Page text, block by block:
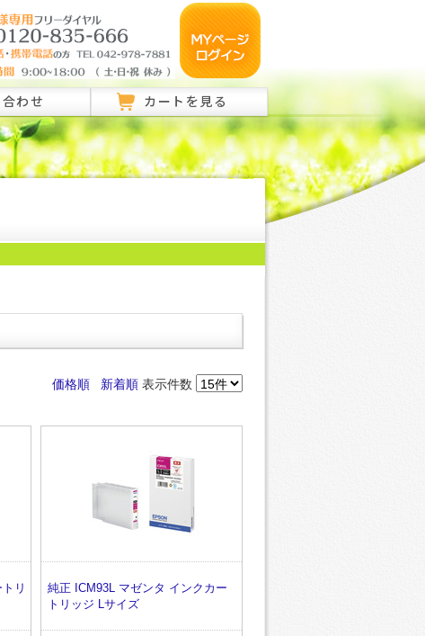
わせ
注のご相談はこちら
カートを見る
価格順
新着順 表示件数
リ
純正 ICM93L マゼンタ インクカー
トリッジ Lサイズ